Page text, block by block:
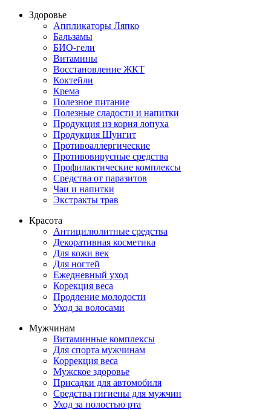
Здоровье
Аппликаторы Ляпко
Бальзамы
БИО-гели
Витамины
Восстановление ЖКТ
Коктейли
Крема
Полезное питание
Полезные сладости и напитки
Продукция из корня лопуха
Продукция Шунгит
Противоаллергические
Противовирусные средства
Профилактические комплексы
Средства от паразитов
Чаи и напитки
Экстракты трав
Красота
Антицилюлитные средства
Декоративная косметика
Для кожи век
Для ногтей
Ежедневный уход
Корекция веса
Продление молодости
Уход за волосами
Мужчинам
Витаминные комплексы
Для спорта мужчинам
Коррекция веса
Мужское здоровье
Присадки для автомобиля
Средства гигиены для мужчин
Уход за полостью рта